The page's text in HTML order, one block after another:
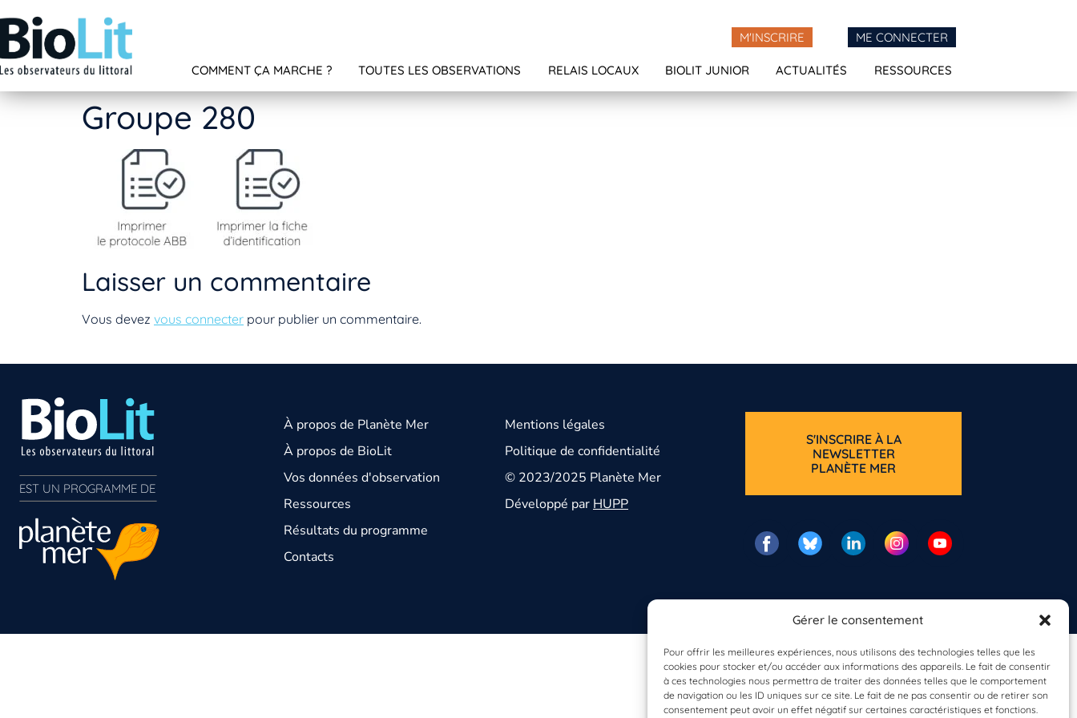
Gérer le consentement
Pour offrir les meilleures expériences, nous utilisons des technologies telles que les
cookies pour stocker et/ou accéder aux informations des appareils. Le fait de consentir
à ces technologies nous permettra de traiter des données telles que le comportement
de navigation ou les ID uniques sur ce site. Le fait de ne pas consentir ou de retirer son
consentement peut avoir un effet négatif sur certaines caractéristiques et fonctions.
M'INSCRIRE ME CONNECTER
COMMENT ÇA MARCHE ? TOUTES LES OBSERVATIONS RELAIS LOCAUX BIOLIT JUNIOR ACTUALITÉS RESSOURCES
Groupe 280
Laisser un commentaire
Vous devez vous connecter pour publier un commentaire.
EST UN PROGRAMME DE
À propos de Planète Mer
À propos de BioLit
Vos données d'observation
Ressources
Résultats du programme
Contacts
Mentions légales
Politique de confidentialité
© 2023/2025 Planète Mer
Développé par HUPP
S'INSCRIRE À LA
NEWSLETTER
PLANÈTE MER